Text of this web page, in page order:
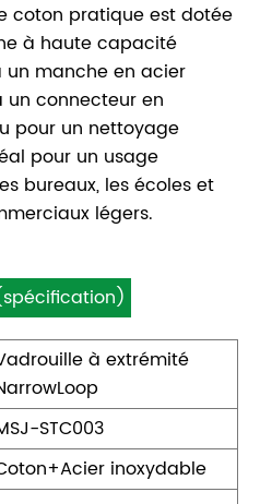
coton pratique est dotée
à haute capacité
manche en acier
connecteur en
pour un nettoyage
pour un usage
bureaux, les écoles et
légers.
à extrémité
STC003
inoxydable